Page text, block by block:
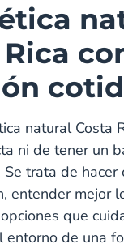
natural Costa
ni de tener un
trata de hacer
entender mejor
que
entorno de una